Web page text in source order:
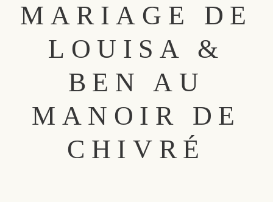
MARIAGE DE
LOUISA &
BEN AU
MANOIR DE
CHIVRÉ
SACRAMENTO, CALIFORNIA
123.456.7890